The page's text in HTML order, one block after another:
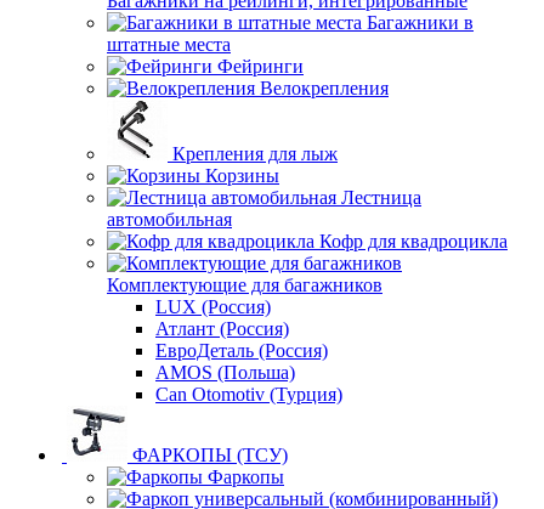
Багажники в
штатные места
Фейринги
Велокрепления
Крепления для лыж
Корзины
Лестница
автомобильная
Кофр для квадроцикла
Комплектующие для багажников
LUX (Россия)
Атлант (Россия)
ЕвроДеталь (Россия)
AMOS (Польша)
Can Otomotiv (Турция)
ФАРКОПЫ (ТСУ)
Фаркопы